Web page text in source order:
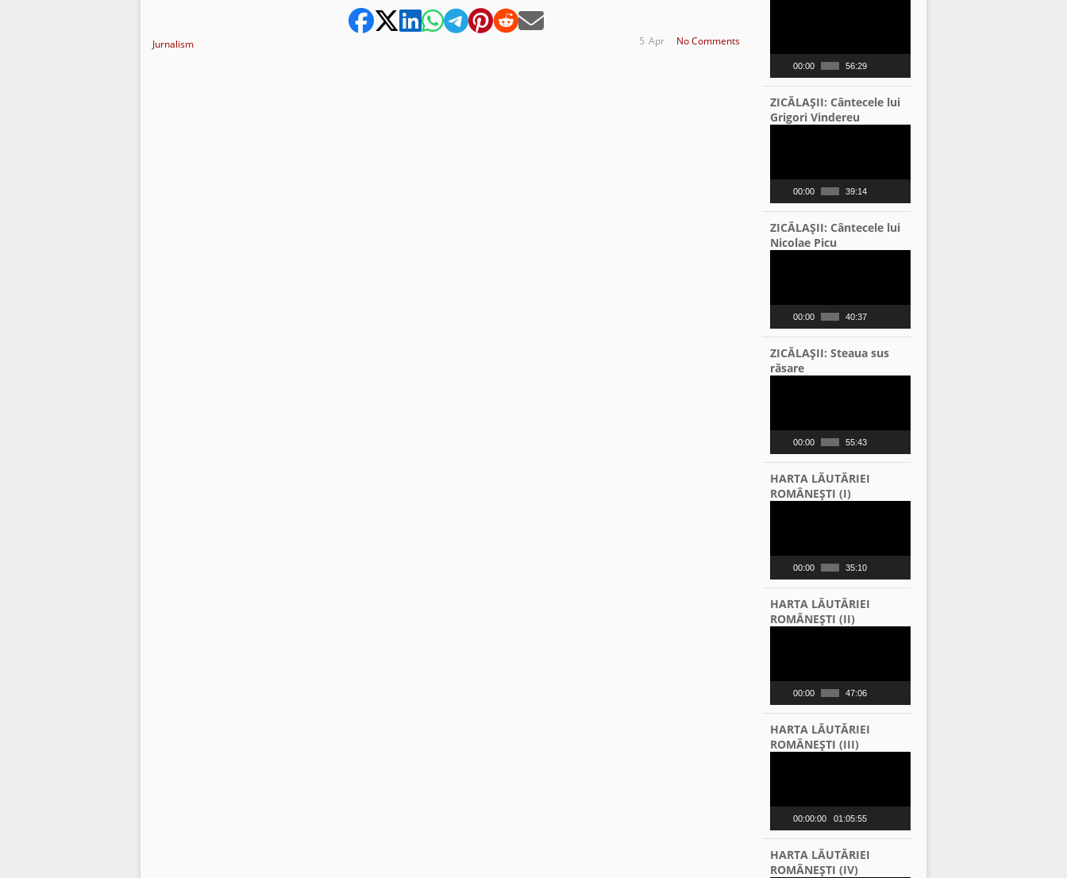
Jurnalism No Comments
Apr
5
00:00 56:29
ZICĂLAŞII: Cântecele lui
Grigori Vindereu
00:00 39:14
ZICĂLAŞII: Cântecele lui
Nicolae Picu
00:00 40:37
ZICĂLAŞII: Steaua sus
răsare
00:00 55:43
HARTA LĂUTĂRIEI
ROMÂNEŞTI (I)
00:00 35:10
HARTA LĂUTĂRIEI
ROMÂNEŞTI (II)
00:00 47:06
HARTA LĂUTĂRIEI
ROMÂNEŞTI (III)
00:00:00 01:05:55
HARTA LĂUTĂRIEI
ROMÂNEŞTI (IV)